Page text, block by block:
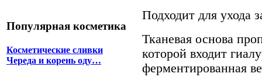
Популярная косметика
Косметические сливки
Череда и корень оду…
Подходит для ухода
Тканевая основа
которой входит
ферментированная